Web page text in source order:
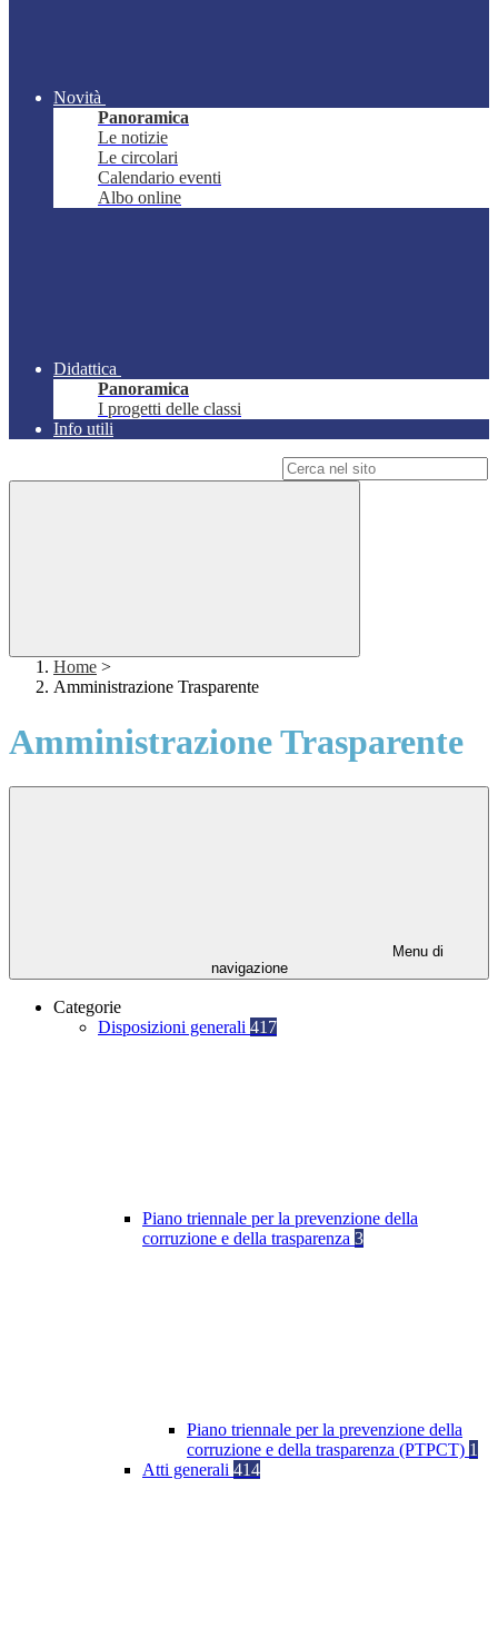
Novità
Panoramica
Le notizie
Le circolari
Calendario eventi
Albo online
Didattica
Panoramica
I progetti delle classi
Info utili
Home >
Amministrazione Trasparente
Amministrazione Trasparente
Menu di
navigazione
Categorie
Disposizioni generali 417
Piano triennale per la prevenzione della
corruzione e della trasparenza 3
Piano triennale per la prevenzione della
corruzione e della trasparenza (PTPCT) 1
Atti generali 414